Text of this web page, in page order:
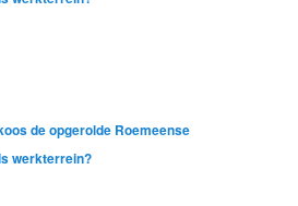
de opgerolde Roemeense
werkterrein?